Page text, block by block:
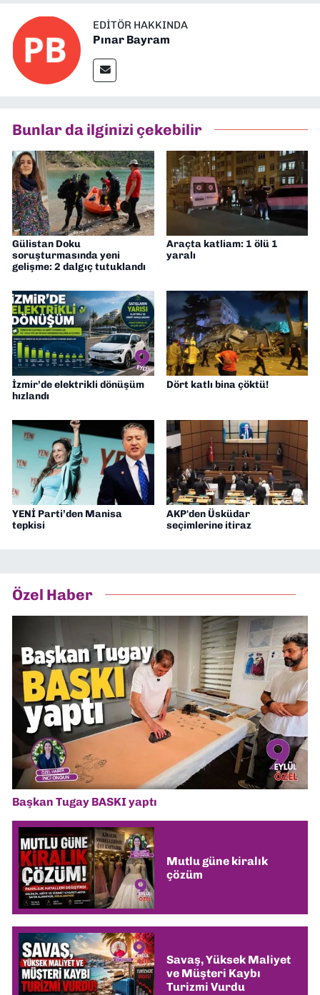
EDITÖR HAKKINDA
Pınar Bayram
Bunlar da ilginizi çekebilir
Gülistan Doku
soruşturmasında yeni
gelişme: 2 dalgıç tutuklandı
Araçta katliam: 1 ölü 1
yaralı
İzmir’de elektrikli dönüşüm
hızlandı
Dört katlı bina çöktü!
YENİ Parti’den Manisa
tepkisi
AKP'den Üsküdar
seçimlerine itiraz
Özel Haber
Başkan Tugay BASKI yaptı
Mutlu güne kiralık
çözüm
Savaş, Yüksek Maliyet
ve Müşteri Kaybı
Turizmi Vurdu